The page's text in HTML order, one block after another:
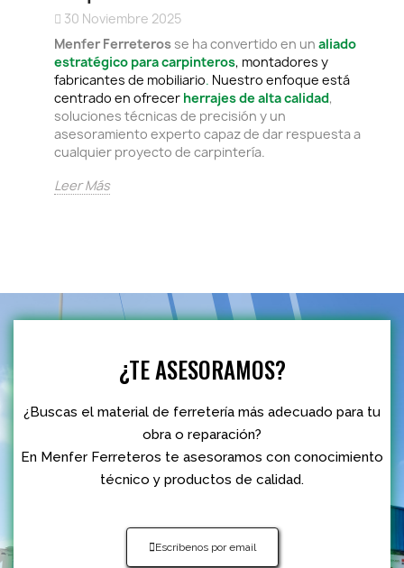
30 Noviembre 2025
Menfer Ferreteros se ha convertido en un aliado
estratégico para carpinteros, montadores y
fabricantes de mobiliario. Nuestro enfoque está
centrado en ofrecer herrajes de alta calidad,
soluciones técnicas de precisión y un
asesoramiento experto capaz de dar respuesta a
cualquier proyecto de carpintería.
Leer Más
¿TE ASESORAMOS?
¿Buscas el material de ferretería más adecuado para tu
obra o reparación?
En Menfer Ferreteros te asesoramos con conocimiento
técnico y productos de calidad.
Escríbenos por email